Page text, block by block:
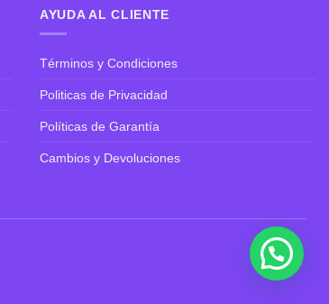
AYUDA AL CLIENTE
Términos y Condiciones
Politicas de Privacidad
Políticas de Garantía
Cambios y Devoluciones